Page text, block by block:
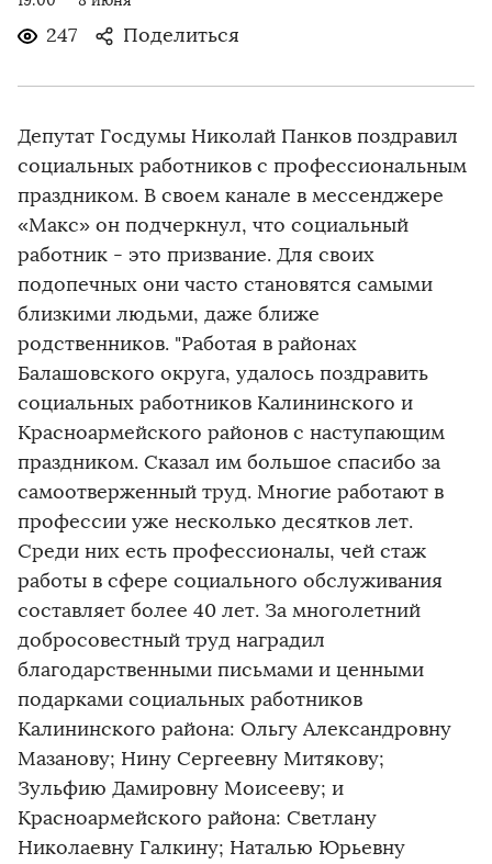
247 Поделиться
Депутат Госдумы Николай Панков поздравил
социальных работников с профессиональным
праздником. В своем канале в мессенджере
«Макс» он подчеркнул, что социальный
работник - это призвание. Для своих
подопечных они часто становятся самыми
близкими людьми, даже ближе
родственников. "Работая в районах
Балашовского округа, удалось поздравить
социальных работников Калининского и
Красноармейского районов с наступающим
праздником. Сказал им большое спасибо за
самоотверженный труд. Многие работают в
профессии уже несколько десятков лет.
Среди них есть профессионалы, чей стаж
работы в сфере социального обслуживания
составляет более 40 лет. За многолетний
добросовестный труд наградил
благодарственными письмами и ценными
подарками социальных работников
Калининского района: Ольгу Александровну
Мазанову; Нину Сергеевну Митякову;
Зульфию Дамировну Моисееву; и
Красноармейского района: Светлану
Николаевну Галкину; Наталью Юрьевну